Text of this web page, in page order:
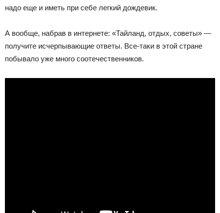
надо еще и иметь при себе легкий дождевик.
А вообще, набрав в интернете: «Тайланд, отдых, советы» —
получите исчерпывающие ответы. Все-таки в этой стране
побывало уже много соотечественников.